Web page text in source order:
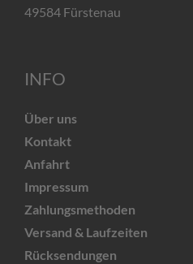
49584 Fürstenau
INFO
Über uns
Kontakt
Anfahrt
Impressum
Zahlungsmethoden
Versand & Laufzeiten
Rücksendungen